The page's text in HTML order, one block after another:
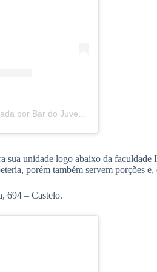
Uma publicação compartilhada por Bar do Juveninha (@bardojuveninha)
sua unidade logo abaixo da
porém também servem porções
694 – Castelo.